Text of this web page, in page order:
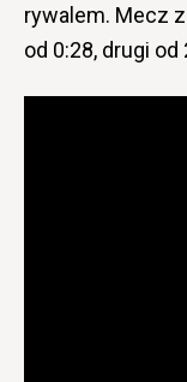
rywalem. Mecz
od 0:28, drugi od